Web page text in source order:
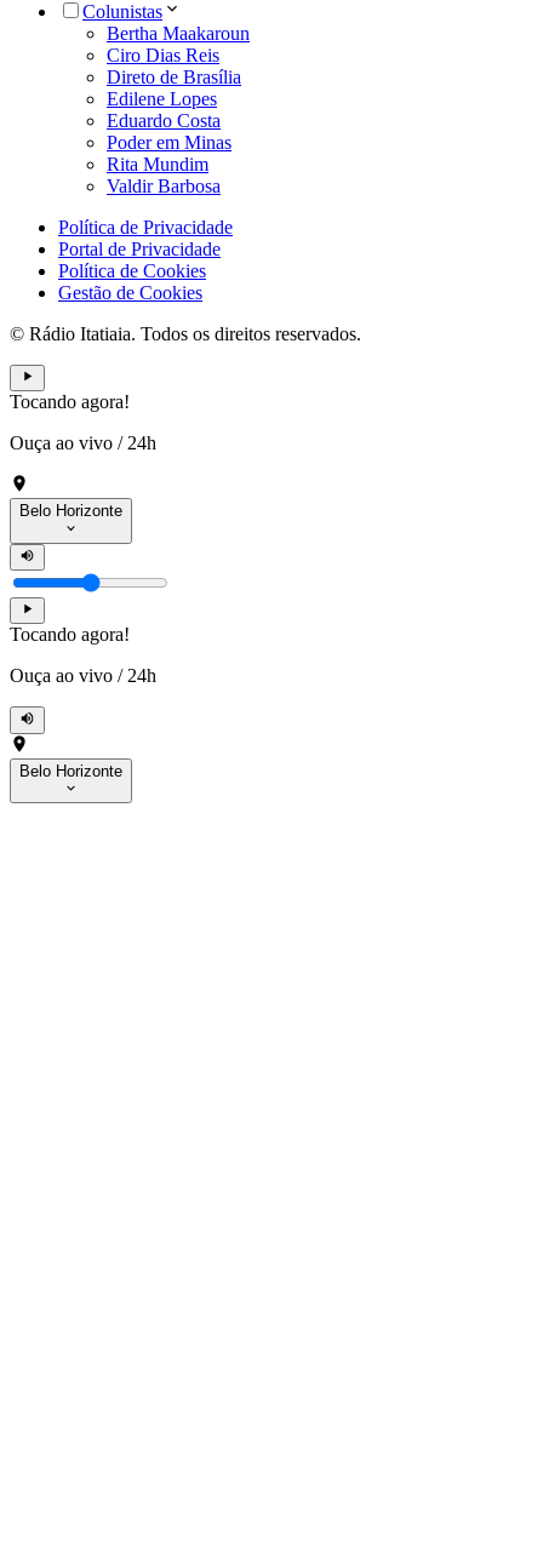
Colunistas
Bertha Maakaroun
Ciro Dias Reis
Direto de Brasília
Edilene Lopes
Eduardo Costa
Poder em Minas
Rita Mundim
Valdir Barbosa
Política de Privacidade
Portal de Privacidade
Política de Cookies
Gestão de Cookies
© Rádio Itatiaia. Todos os direitos reservados.
Tocando agora!
Ouça ao vivo /24h
Belo Horizonte
Tocando agora!
Ouça ao vivo /24h
Belo Horizonte